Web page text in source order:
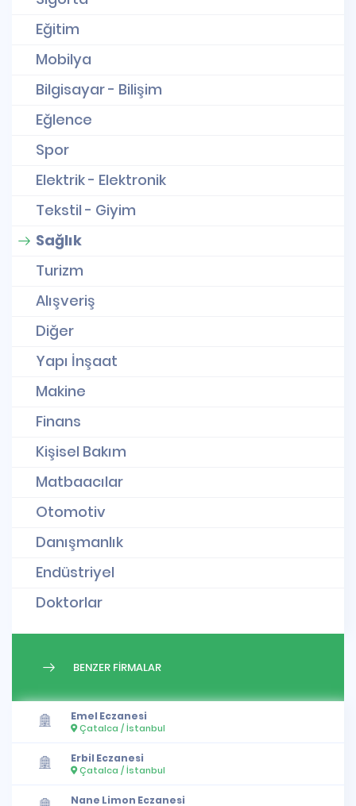
Eğitim
Mobilya
Bilgisayar - Bilişim
Eğlence
Spor
Elektrik - Elektronik
Tekstil - Giyim
Sağlık
Turizm
Alışveriş
Diğer
Yapı İnşaat
Makine
Finans
Kişisel Bakım
Matbaacılar
Otomotiv
Danışmanlık
Endüstriyel
Doktorlar
BENZER FİRMALAR
Emel Eczanesi
Çatalca / İstanbul
Erbil Eczanesi
Çatalca / İstanbul
Nane Limon Eczanesi